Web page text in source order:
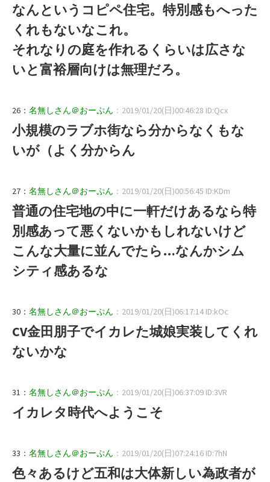
なんというコピペ住宅。特別感もへった
くれもないなこれ。
それなりの庭を作れるくらいは広さな
いと富裕層向けは無理だろ。
26： 名無しさん＠おーぷん ：2019/01/20(日)00:46:28 ID:Qcx
小規模のラブホ街なら分からなくもな
いが（よく分からん
27： 名無しさん＠おーぷん ：2019/01/20(日)00:56:45 ID:KDm
普通の住宅地の中に一軒だけあるなら特
別感あって悪くないかもしれないけど
こんな大量に並んでたら…なんかシム
シティ感あるな
30： 名無しさん＠おーぷん ：2019/01/20(日)06:17:14 ID:kOc
CV金田朋子でイカレた城娘実装してくれ
ないかな
31： 名無しさん＠おーぷん ：2019/01/20(日)06:37:09 ID:3VR
イカレタ時代へようこそ
33： 名無しさん＠おーぷん ：2019/01/20(日)07:24:16 ID:7hN
色々あるけど五和は大体新しい為政者が